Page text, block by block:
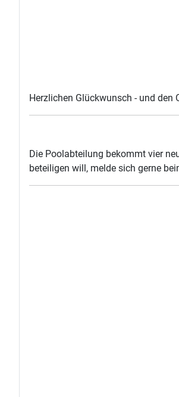
Herzlichen Glückwunsch - und
Die Poolabteilung bekommt vier
beteiligen will, melde sich gerne